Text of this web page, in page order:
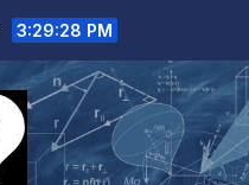
3:29:29 PM